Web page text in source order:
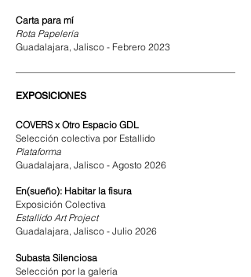
Carta para mí​
Rota Papelería
Guadalajara, Jalisco - Febrero 2023
EXPOSICIONES
COVERS x Otro Espacio GDL
Selección colectiva por Estallido
Plataforma
Guadalajara, Jalisco - Agosto 2026
En(sueño): Habitar la fisura
Exposición Colectiva
Estallido Art Project
Guadalajara, Jalisco - Julio 2026
Subasta Silenciosa
Selección por la galería